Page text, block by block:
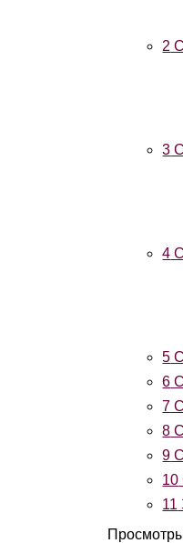
2
3
4
5
6
7
8
9
10
11